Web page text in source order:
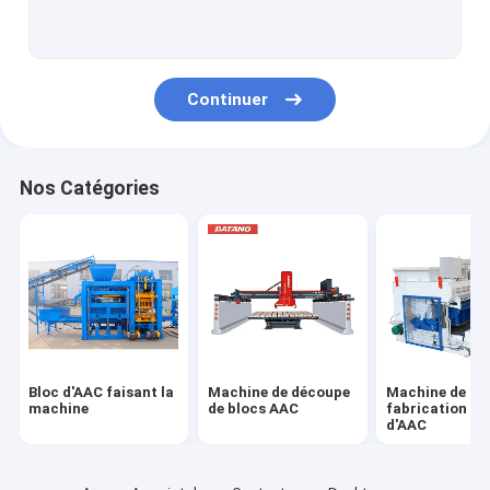
Continuer
Nos Catégories
Bloc d'AAC faisant la
machine
Machine de découpe
de blocs AAC
Machine de
fabrication de
d'AAC